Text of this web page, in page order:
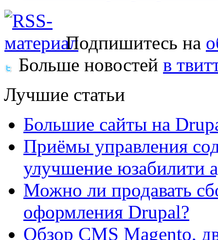
Подпишитесь на
Больше новостей в
Лучшие статьи
Большие сайты на
Приёмы управления
улучшение юзабилити
Можно ли продавать
оформления Drupal?
Обзор CMS Magento,